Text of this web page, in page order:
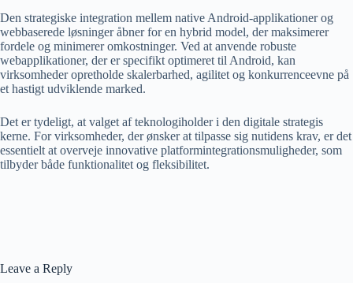
Den strategiske integration mellem native Android-applikationer og
webbaserede løsninger åbner for en hybrid model, der maksimerer
fordele og minimerer omkostninger. Ved at anvende robuste
webapplikationer, der er specifikt optimeret til Android, kan
virksomheder opretholde skalerbarhed, agilitet og konkurrenceevne på
et hastigt udviklende marked.
Det er tydeligt, at valget af teknologiholder i den digitale strategis
kerne. For virksomheder, der ønsker at tilpasse sig nutidens krav, er det
essentielt at overveje innovative platformintegrationsmuligheder, som
tilbyder både funktionalitet og fleksibilitet.
Leave a Reply